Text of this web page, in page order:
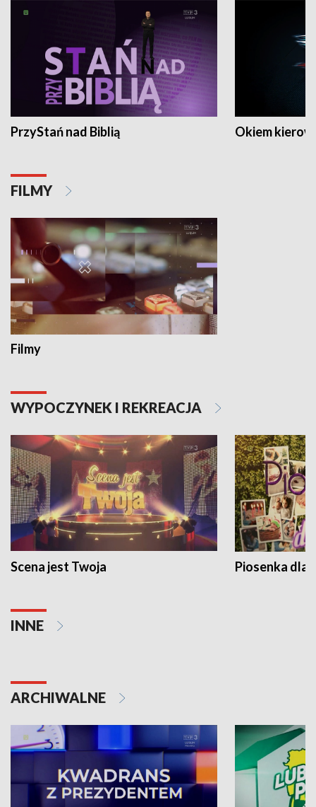
PrzyStań nad Biblią Okiem
FILMY
Filmy
WYPOCZYNEK I REKREACJA
Scena jest Twoja Piosenka dla
INNE
ARCHIWALNE